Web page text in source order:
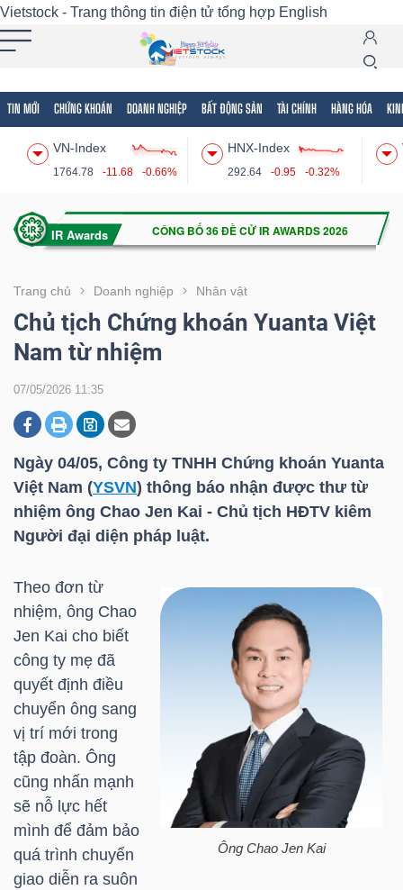
Vietstock - Trang thông tin điện tử tổng hợp English
TIN MỚI CHỨNG KHOÁN DOANH NGHIỆP BẤT ĐỘNG SẢN TÀI CHÍNH HÀNG HÓA
VN-Index
1764.78 -11.68 -0.66%
HNX-Index
292.64 -0.95 -0.32%
Trang chủ Doanh nghiệp Nhân vật
Chủ tịch Chứng khoán Yuanta Việt
Nam từ nhiệm
07/05/2026 11:35
Ngày 04/05, Công ty TNHH Chứng khoán Yuanta
Việt Nam (YSVN) thông báo nhận được thư từ
nhiệm ông Chao Jen Kai - Chủ tịch HĐTV kiêm
Người đại diện pháp luật.
Ông Chao Jen Kai
Theo đơn từ
nhiệm, ông Chao
Jen Kai cho biết
công ty mẹ đã
quyết định điều
chuyển ông sang
vị trí mới trong
tập đoàn. Ông
cũng nhấn mạnh
sẽ nỗ lực hết
mình để đảm bảo
quá trình chuyển
giao diễn ra suôn
Tất cả Tính năng Ngành Mã chứng khoán
Tính
(-)
VIETSTOCK
CHỨNG
DOANH
NGHIỆP
SẢN
TÀI
CHÍNH
HÀNG